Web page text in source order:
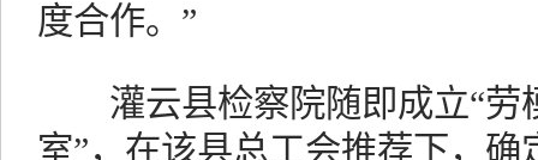
度合作。”
灌云县检察院随即成立“劳
室”，在该县总工会推荐下，确